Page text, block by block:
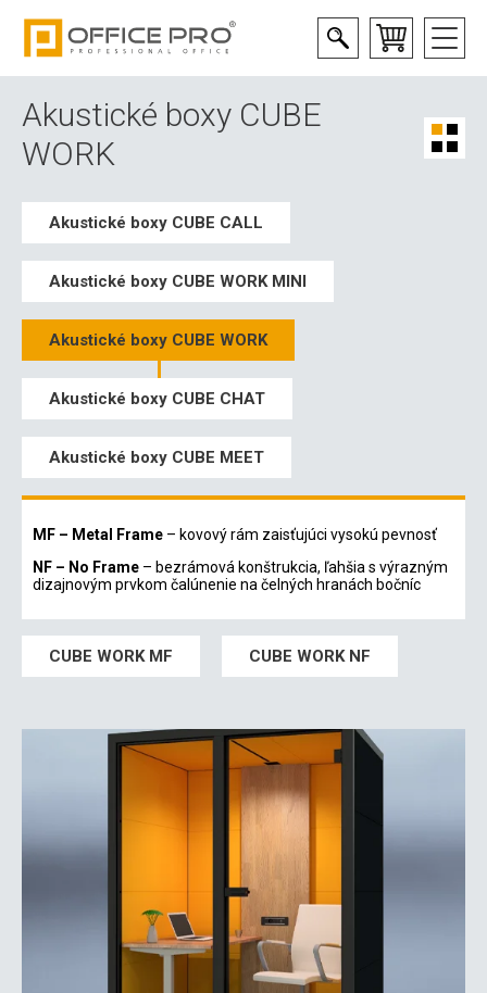
Akustické boxy CUBE
WORK
Akustické boxy CUBE CALL
Akustické boxy CUBE WORK MINI
Akustické boxy CUBE WORK
Akustické boxy CUBE CHAT
Akustické boxy CUBE MEET
MF – Metal Frame – kovový rám zaisťujúci vysokú pevnosť
NF – No Frame – bezrámová konštrukcia, ľahšia s výrazným
dizajnovým prvkom čalúnenie na čelných hranách bočníc
CUBE WORK MF CUBE WORK NF